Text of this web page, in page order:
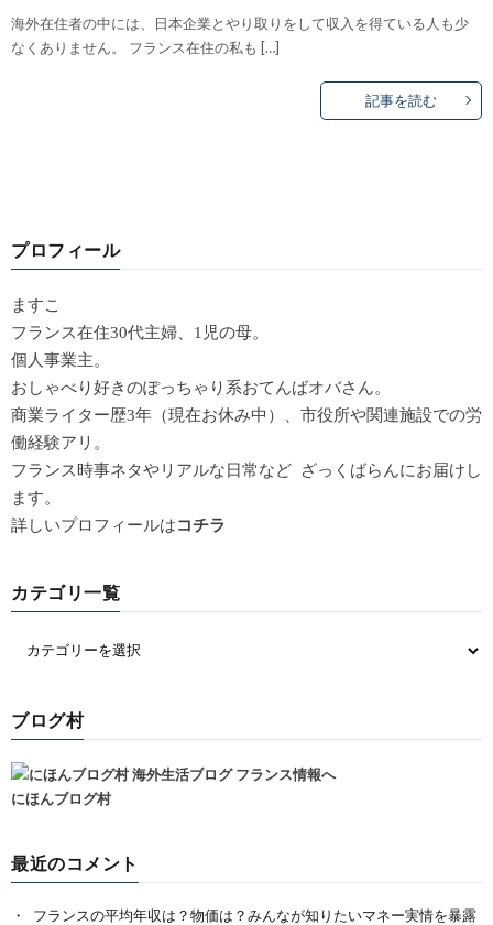
海外在住者の中には、日本企業とやり取りをして収入を得ている人も少
なくありません。 フランス在住の私も […]
記事を読む
プロフィール
ますこ
フランス在住30代主婦、1児の母。
個人事業主。
おしゃべり好きのぽっちゃり系おてんばオバさん。
商業ライター歴3年（現在お休み中）、市役所や関連施設での労
働経験アリ。
フランス時事ネタやリアルな日常など ざっくばらんにお届けし
ます。
詳しいプロフィールはコチラ
カテゴリ一覧
ブログ村
にほんブログ村
最近のコメント
フランスの平均年収は？物価は？みんなが知りたいマネー実情を暴露